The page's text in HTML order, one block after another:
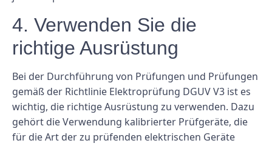
4. Verwenden Sie die
richtige Ausrüstung
Bei der Durchführung von Prüfungen und Prüfungen
gemäß der Richtlinie Elektroprüfung DGUV V3 ist es
wichtig, die richtige Ausrüstung zu verwenden. Dazu
gehört die Verwendung kalibrierter Prüfgeräte, die
für die Art der zu prüfenden elektrischen Geräte